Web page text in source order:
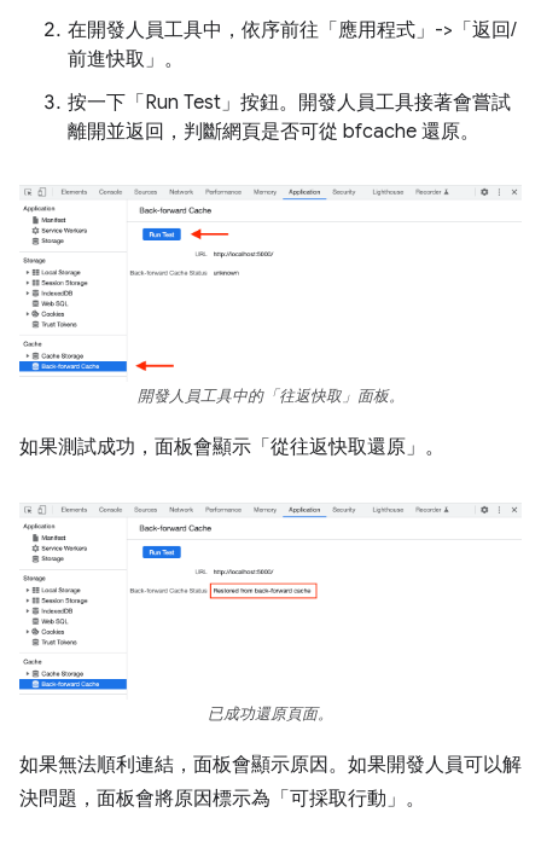
在開發人員工具中，依序前往「應用程式」 ->「返回/
前進快取」 。
按一下「Run Test」 按鈕。開發人員工具接著會嘗試
離開並返回，判斷網頁是否可從 bfcache 還原。
開發人員工具中的「往返快取」 面板。
如果測試成功，面板會顯示「從往返快取還原」。
已成功還原頁面。
如果無法順利連結，面板會顯示原因。如果開發人員可以解
決問題，面板會將原因標示為「可採取行動」 。